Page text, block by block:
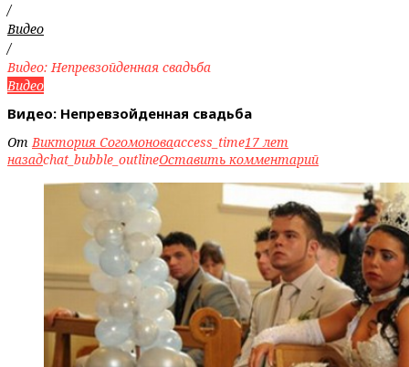
/
Видео
/
Видео: Непревзойденная свадьба
Видео
Видео: Непревзойденная свадьба
ОтВиктория Согомоноваaccess_time17 лет
назадchat_bubble_outlineОставить комментарий